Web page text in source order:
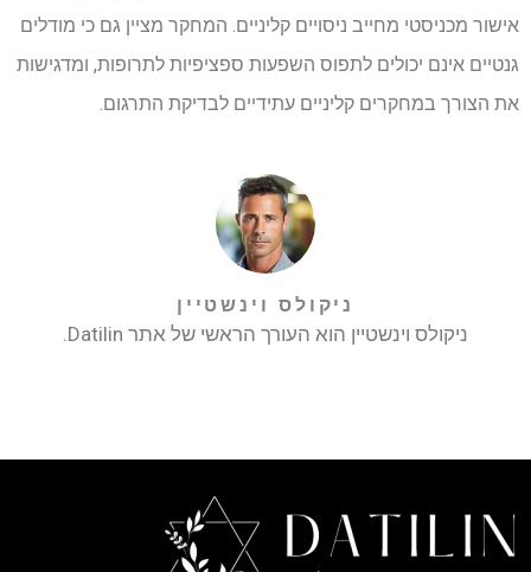
אישור מכניסטי מחייב ניסויים קליניים. המחקר מציין גם כי מודלים
גנטיים אינם יכולים לתפוס השפעות ספציפיות לתרופות, ומדגישות
את הצורך במחקרים קליניים עתידיים לבדיקת התרגום.
ניקולס וינשטיין
ניקולס וינשטיין הוא העורך הראשי של אתר Datilin.